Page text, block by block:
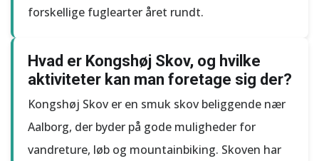
forskellige fuglearter året rundt.
Hvad er Kongshøj Skov, og hvilke
aktiviteter kan man foretage sig der?
Kongshøj Skov er en smuk skov beliggende nær
Aalborg, der byder på gode muligheder for
vandreture, løb og mountainbiking. Skoven har